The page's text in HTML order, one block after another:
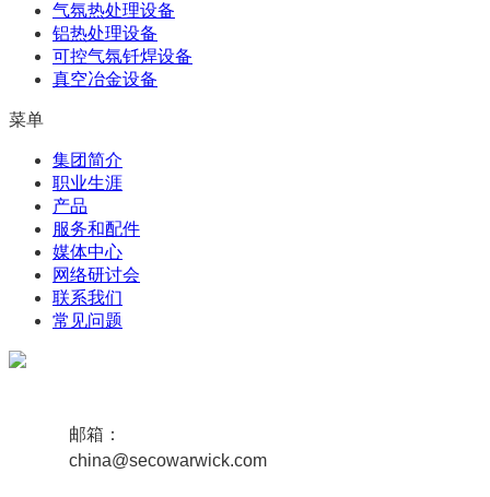
气氛热处理设备
铝热处理设备
可控气氛钎焊设备
真空冶金设备
菜单
集团简介
职业生涯
产品
服务和配件
媒体中心
网络研讨会
联系我们
常见问题
邮箱：
china@secowarwick.com